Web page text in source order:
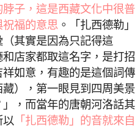
子，這是西藏文化中很普
福的意思 。「扎西德勒」
其實是因為只記得這
店家都取這名字，是打招
如意，有趣的是這個詞傳
），第一眼見到四周美景
，而當年的唐朝河洛話其
「扎西德勒」的音就來自